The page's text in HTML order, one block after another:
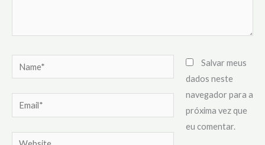
Name*
Email*
Website
Salvar meus
dados neste
navegador para a
próxima vez que
eu comentar.